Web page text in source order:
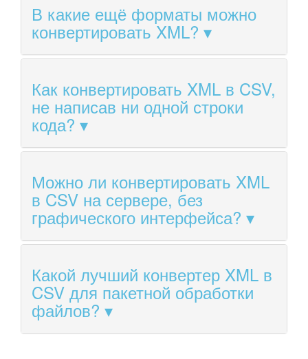
В какие ещё форматы можно
конвертировать XML?
Как конвертировать XML в CSV,
не написав ни одной строки
кода?
Можно ли конвертировать XML
в CSV на сервере, без
графического интерфейса?
Какой лучший конвертер XML в
CSV для пакетной обработки
файлов?